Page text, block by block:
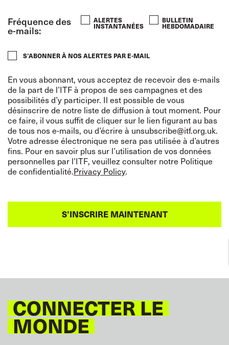
Fréquence des
e-mails:
ALERTES
INSTANTANÉES
BULLETIN
HEBDOMADAIRE
S’ABONNER À NOS ALERTES PAR E-MAIL
En vous abonnant, vous acceptez de recevoir des e-mails
de la part de l’ITF à propos de ses campagnes et des
possibilités d’y participer. Il est possible de vous
désinscrire de notre liste de diffusion à tout moment. Pour
ce faire, il vous suffit de cliquer sur le lien figurant au bas
de tous nos e-mails, ou d’écrire à unsubscribe@itf.org.uk.
Votre adresse électronique ne sera pas utilisée à d’autres
fins. Pour en savoir plus sur l’utilisation de vos données
personnelles par l’ITF, veuillez consulter notre Politique
de confidentialité.Privacy Policy.
CONNECTER LE
MONDE